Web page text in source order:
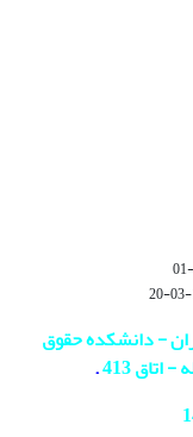
- دانشکده حقوق
.